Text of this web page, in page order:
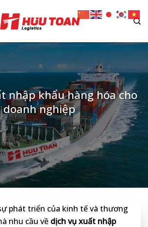
nhập khẩu hàng hóa cho
doanh nghiệp
phát triển của kinh tế và thương
nhu cầu về dịch vụ xuất nhập